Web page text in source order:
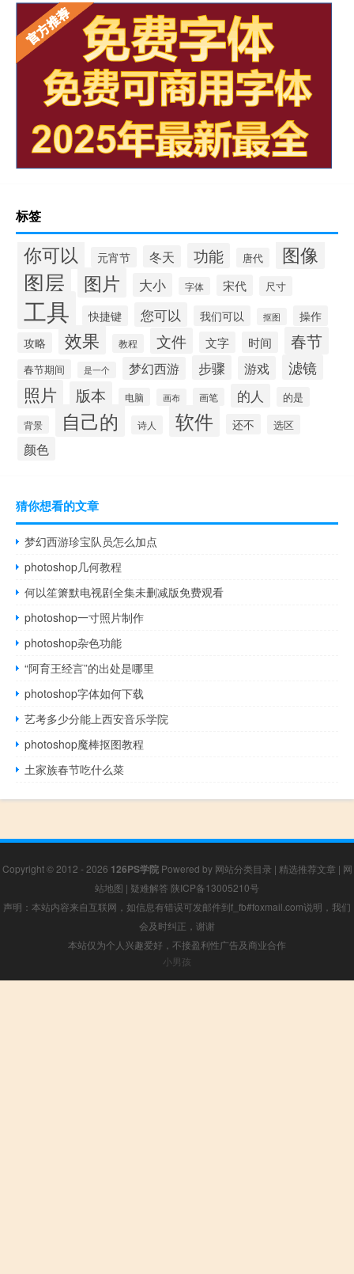
标签
你可以 元宵节 冬天 功能 唐代 图像
图层 图片 大小 字体 宋代 尺寸
工具 快捷键 您可以 我们可以 抠图
操作
攻略
效果 教程 文件 文字 时间 春节
春节期间 是一个 梦幻西游 步骤 游戏 滤镜
照片 版本 电脑 画布 画笔 的人 的是
背景 自己的 诗人 软件 还不 选区
颜色
猜你想看的文章
梦幻西游珍宝队员怎么加点
photoshop几何教程
何以笙箫默电视剧全集未删减版免费观看
photoshop一寸照片制作
photoshop杂色功能
“阿育王经言”的出处是哪里
photoshop字体如何下载
艺考多少分能上西安音乐学院
photoshop魔棒抠图教程
土家族春节吃什么菜
Copyright © 2012 - 2026 126PS学院Powered by 网站分类目录 | 精选推荐文章 | 网
站地图 | 疑难解答 陕ICP备13005210号
声明：本站内容来自互联网，如信息有错误可发邮件到f_fb#foxmail.com说明，我们
会及时纠正，谢谢
本站仅为个人兴趣爱好，不接盈利性广告及商业合作
小男孩